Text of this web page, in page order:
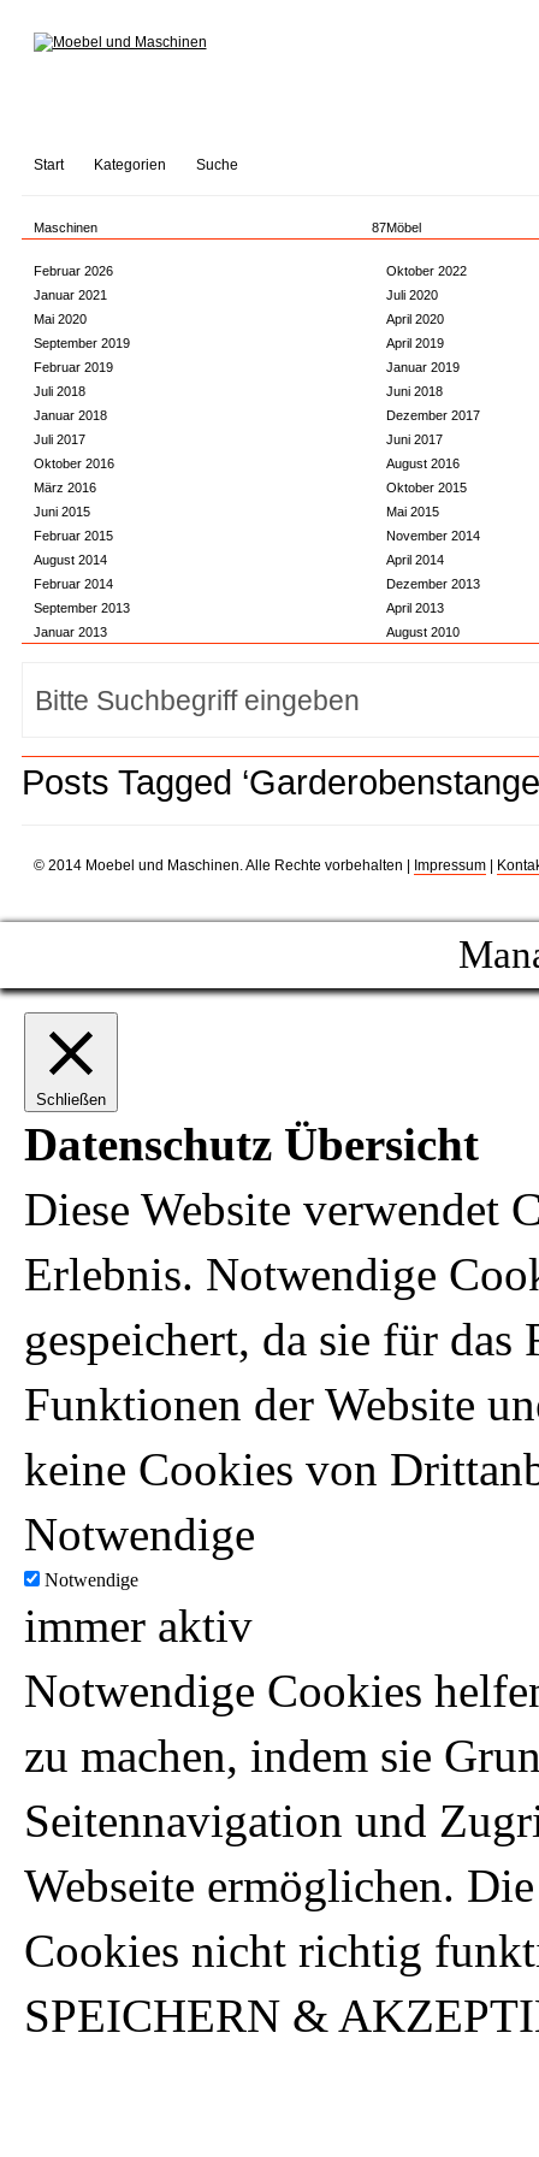
Start Kategorien Suche
Maschinen 87Möbel
Februar 2026
Oktober 2022
Januar 2021
Juli 2020
Mai 2020
April 2020
September 2019
April 2019
Februar 2019
Januar 2019
Juli 2018
Juni 2018
Januar 2018
Dezember 2017
Juli 2017
Juni 2017
Oktober 2016
August 2016
März 2016
Oktober 2015
Juni 2015
Mai 2015
Februar 2015
November 2014
August 2014
April 2014
Februar 2014
Dezember 2013
September 2013
April 2013
Januar 2013
August 2010
Posts Tagged
© 2014 Moebel und Maschinen. Alle Rechte vorbehalten | Impressum|
Schließen
Datenschutz Übersicht
Diese Website verwendet
Erlebnis. Notwendige
gespeichert, da sie für
Funktionen der Website
keine Cookies von
Notwendige
Notwendige
immer aktiv
Notwendige Cookies
zu machen, indem sie
Seitennavigation und
Webseite ermöglichen.
Cookies nicht richtig
SPEICHERN &